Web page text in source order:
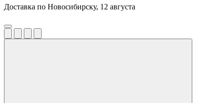
Доставка по Новосибирску, 12 августа